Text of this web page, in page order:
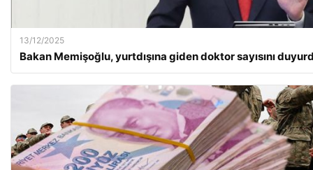
13/12/2025
Bakan Memişoğlu, yurtdışına giden doktor sayısını